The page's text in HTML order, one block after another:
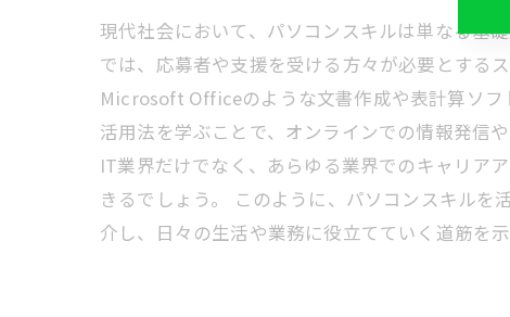
現代社会において、パソコンスキルは単なる基
では、応募者や支援を受ける方々が必要とする
Microsoft Officeのような文書作成や表計算ソフ
活用法を学ぶことで、オンラインでの情報発信
IT業界だけでなく、あらゆる業界でのキャリア
きるでしょう。 このように、パソコンスキル
介し、日々の生活や業務に役立てていく道筋を示